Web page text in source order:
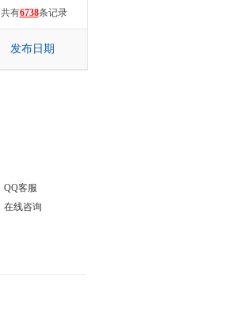
共有6738条记录
发布日期
QQ客服
在线咨询